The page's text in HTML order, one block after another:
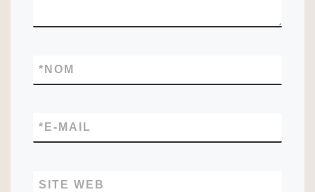
NOM
*
E-MAIL
*
SITE WEB